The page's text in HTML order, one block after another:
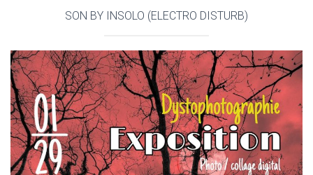
SON BY INSOLO (ELECTRO DISTURB)